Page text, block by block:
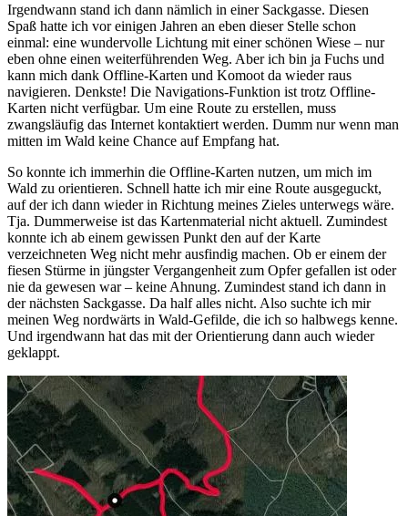
Irgendwann stand ich dann nämlich in einer Sackgasse. Diesen
Spaß hatte ich vor einigen Jahren an eben dieser Stelle schon
einmal: eine wundervolle Lichtung mit einer schönen Wiese – nur
eben ohne einen weiterführenden Weg. Aber ich bin ja Fuchs und
kann mich dank Offline-Karten und Komoot da wieder raus
navigieren. Denkste! Die Navigations-Funktion ist trotz Offline-
Karten nicht verfügbar. Um eine Route zu erstellen, muss
zwangsläufig das Internet kontaktiert werden. Dumm nur wenn man
mitten im Wald keine Chance auf Empfang hat.
So konnte ich immerhin die Offline-Karten nutzen, um mich im
Wald zu orientieren. Schnell hatte ich mir eine Route ausgeguckt,
auf der ich dann wieder in Richtung meines Zieles unterwegs wäre.
Tja. Dummerweise ist das Kartenmaterial nicht aktuell. Zumindest
konnte ich ab einem gewissen Punkt den auf der Karte
verzeichneten Weg nicht mehr ausfindig machen. Ob er einem der
fiesen Stürme in jüngster Vergangenheit zum Opfer gefallen ist oder
nie da gewesen war – keine Ahnung. Zumindest stand ich dann in
der nächsten Sackgasse. Da half alles nicht. Also suchte ich mir
meinen Weg nordwärts in Wald-Gefilde, die ich so halbwegs kenne.
Und irgendwann hat das mit der Orientierung dann auch wieder
geklappt.